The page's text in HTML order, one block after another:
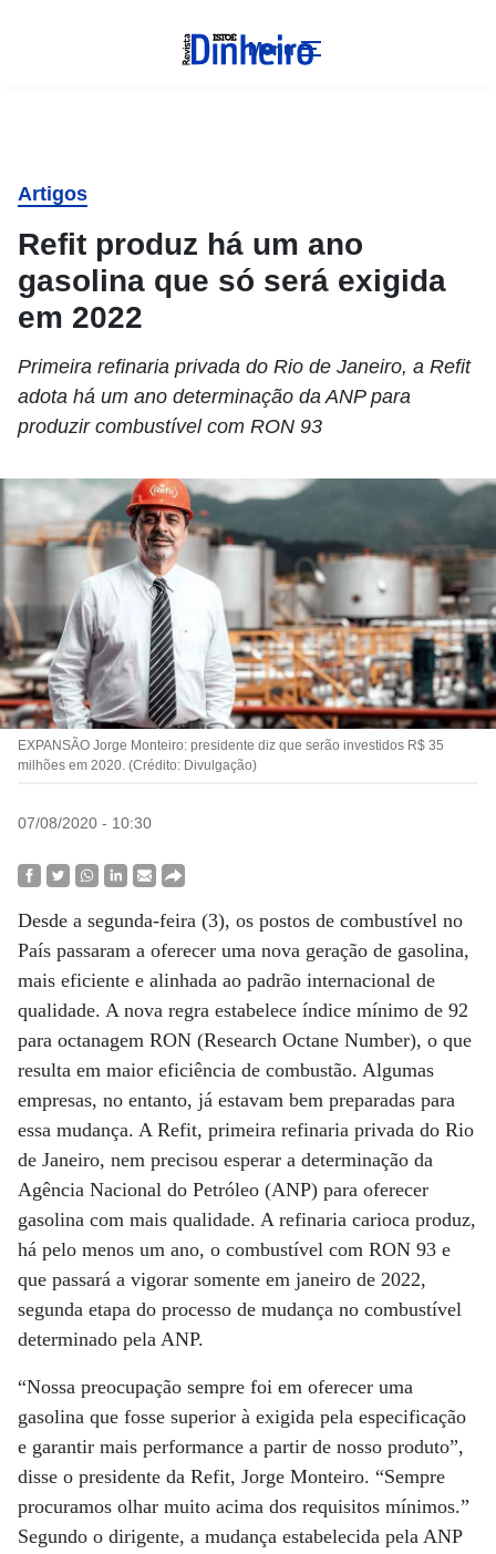
Menu
Artigos
Refit produz há um ano
gasolina que só será exigida
em 2022
Primeira refinaria privada do Rio de Janeiro, a Refit
adota há um ano determinação da ANP para
produzir combustível com RON 93
EXPANSÃO Jorge Monteiro: presidente diz que serão investidos R$ 35
milhões em 2020. (Crédito: Divulgação)
07/08/2020 - 10:30
Desde a segunda-feira (3), os postos de combustível no
País passaram a oferecer uma nova geração de gasolina,
mais eficiente e alinhada ao padrão internacional de
qualidade. A nova regra estabelece índice mínimo de 92
para octanagem RON (Research Octane Number), o que
resulta em maior eficiência de combustão. Algumas
empresas, no entanto, já estavam bem preparadas para
essa mudança. A Refit, primeira refinaria privada do Rio
de Janeiro, nem precisou esperar a determinação da
Agência Nacional do Petróleo (ANP) para oferecer
gasolina com mais qualidade. A refinaria carioca produz,
há pelo menos um ano, o combustível com RON 93 e
que passará a vigorar somente em janeiro de 2022,
segunda etapa do processo de mudança no combustível
determinado pela ANP.
“Nossa preocupação sempre foi em oferecer uma
gasolina que fosse superior à exigida pela especificação
e garantir mais performance a partir de nosso produto”,
disse o presidente da Refit, Jorge Monteiro. “Sempre
procuramos olhar muito acima dos requisitos mínimos.”
Segundo o dirigente, a mudança estabelecida pela ANP